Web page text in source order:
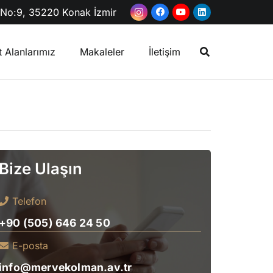
35220 Konak İzmir
Makaleler İletişim
Bize Ulaşın
Telefon
+90 (505) 646 24 50
E-posta
info@mervekolman.av.tr